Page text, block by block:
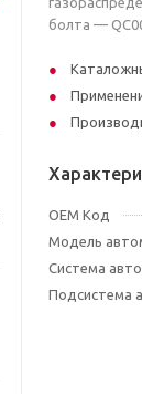
болта —
OEM Код
Модель
Система
Подсистема